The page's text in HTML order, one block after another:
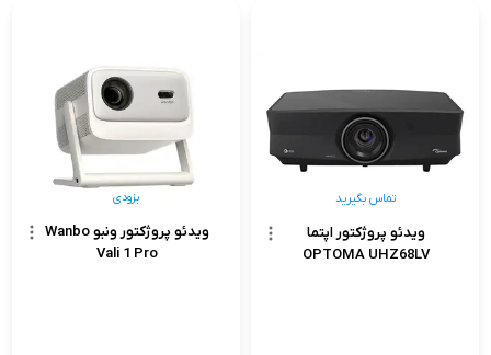
ویدئو پروژکتور اپتما
OPTOMA UHZ68LV
تماس بگیرید
ویدئو پروژکتور ونبو Wanbo
Vali 1 Pro
بزودی